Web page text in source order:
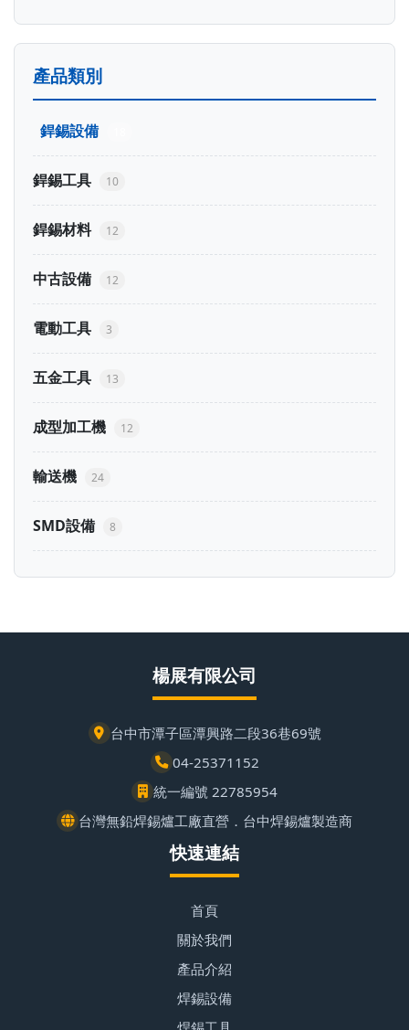
產品類別
銲錫設備
銲錫工具 10
銲錫材料 12
中古設備 12
電動工具 3
五金工具 13
成型加工機 12
輸送機 24
SMD設備 8
楊展有限公司
台中市潭子區潭興路二段36巷69號
04-25371152
統一編號 22785954
台灣無鉛焊錫爐工廠直營．台中焊錫爐製造商
快速連結
首頁
關於我們
產品介紹
焊錫設備